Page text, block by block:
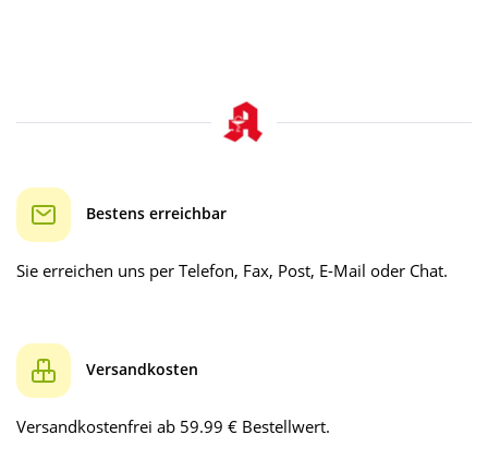
Bestens erreichbar
Sie erreichen uns per Telefon, Fax, Post, E-Mail oder Chat.
Versandkosten
Versandkostenfrei ab 59.99 € Bestellwert.